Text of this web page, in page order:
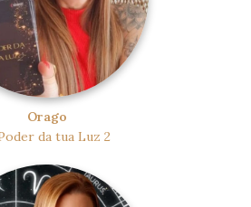
Orago
da tua Luz 2